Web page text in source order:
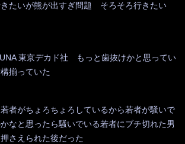
たいが熊が出すぎ問題 そろそろ行きたい
東京デカド社 もっと歯抜けかと思ってい
揃っていた
者がちょろちょろしているから若者が騒いで
なと思ったら騒いでいる若者にブチ切れた男
さえられた後だった